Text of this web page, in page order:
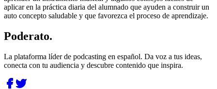
aplicar en la práctica diaria del alumnado que ayuden a construir un
auto concepto saludable y que favorezca el proceso de aprendizaje.
Poderato.
La plataforma líder de podcasting en español. Da voz a tus ideas,
conecta con tu audiencia y descubre contenido que inspira.